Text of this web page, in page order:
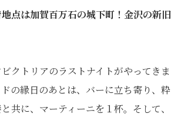
点は加賀百万石の城下町！金沢の新旧
クトリアのラストナイトがやってきま
の縁日のあとは、バーに立ち寄り、粋
共に、マーティーニを１杯。そして、